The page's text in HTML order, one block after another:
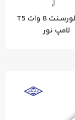
لامپ فلورسنت 8 وات T5
لامپ نور